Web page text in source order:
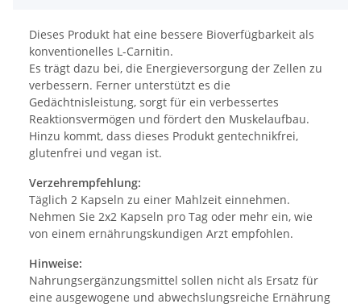
Dieses Produkt hat eine bessere Bioverfügbarkeit als
konventionelles L-Carnitin.
Es trägt dazu bei, die Energieversorgung der Zellen zu
verbessern. Ferner unterstützt es die
Gedächtnisleistung, sorgt für ein verbessertes
Reaktionsvermögen und fördert den Muskelaufbau.
Hinzu kommt, dass dieses Produkt gentechnikfrei,
glutenfrei und vegan ist.
Verzehrempfehlung:
Täglich 2 Kapseln zu einer Mahlzeit einnehmen.
Nehmen Sie 2x2 Kapseln pro Tag oder mehr ein, wie
von einem ernährungskundigen Arzt empfohlen.
Hinweise:
Nahrungsergänzungsmittel sollen nicht als Ersatz für
eine ausgewogene und abwechslungsreiche Ernährung